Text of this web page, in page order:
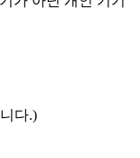
다.)